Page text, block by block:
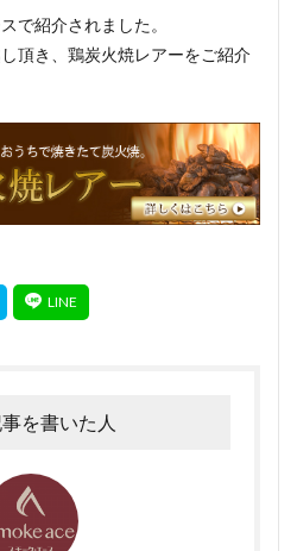
ショートホーン
ージー 若齢肥育
しゃも
填
ト
シュペックブルスト
ショートプレート
ークソフトベーコン
で紹介されました。
頂き、鶏炭火焼レアーをご紹介
を書いた人